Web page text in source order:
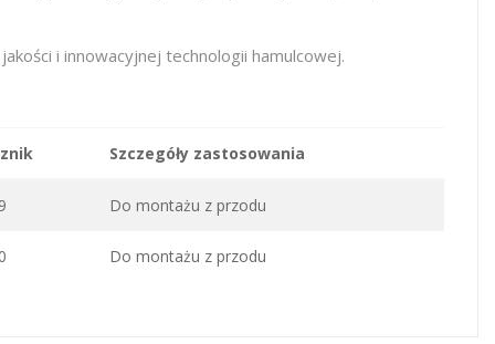
i innowacyjnej technologii hamulcowej.
Szczegóły zastosowania
Do montażu z przodu
Do montażu z przodu